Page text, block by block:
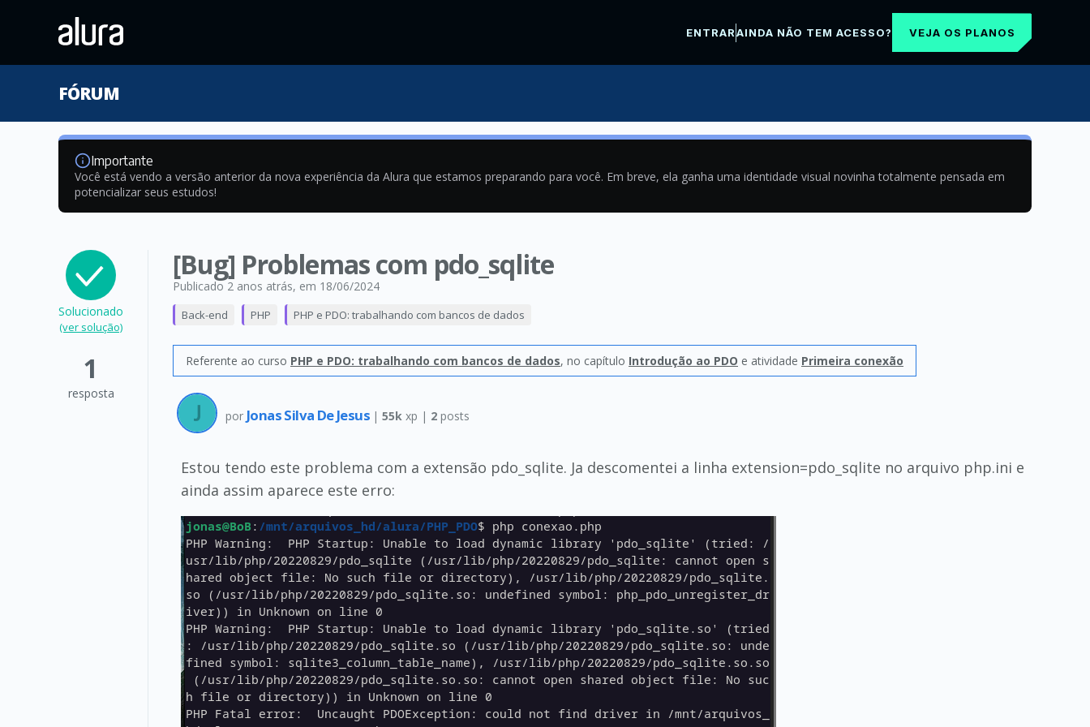
ENTRARAINDA NÃO TEM ACESSO? VEJA OS PLANOS
FÓRUM
Importante
Você está vendo a versão anterior da nova experiência da Alura que estamos preparando para você. Em breve, ela ganha uma identidade visual novinha totalmente pensada em
potencializar seus estudos!
Solucionado
(ver solução)
1
resposta
[Bug] Problemas com pdo_sqlite
Publicado 2 anos atrás, em 18/06/2024
Back-end PHP PHP e PDO: trabalhando com bancos de dados
Referente ao curso PHP e PDO: trabalhando com bancos de dados, no capítulo Introdução ao PDO e atividade Primeira conexão
por Jonas Silva De Jesus |55k xp | 2 posts
Estou tendo este problema com a extensão pdo_sqlite. Ja descomentei a linha extension=pdo_sqlite no arquivo php.ini e
ainda assim aparece este erro: